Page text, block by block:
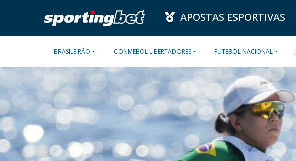
APOSTAS ESPORTIVAS
BRASILEIRÃO CONMEBOL LIBERTADORES FUTEBOL NACIONAL